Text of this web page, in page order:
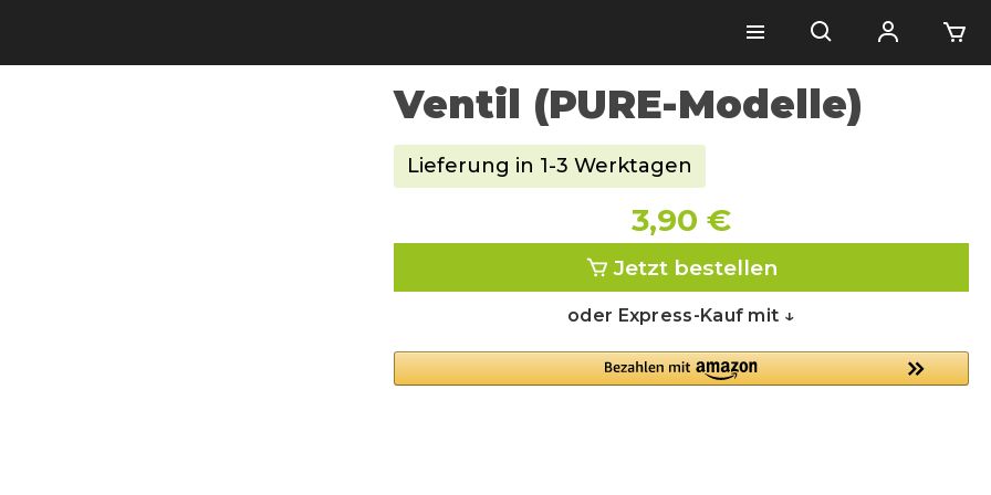
Ventil (PURE-Modelle)
Lieferung in 1-3 Werktagen
3,90 €
Jetzt bestellen
oder Express-Kauf mit ↓